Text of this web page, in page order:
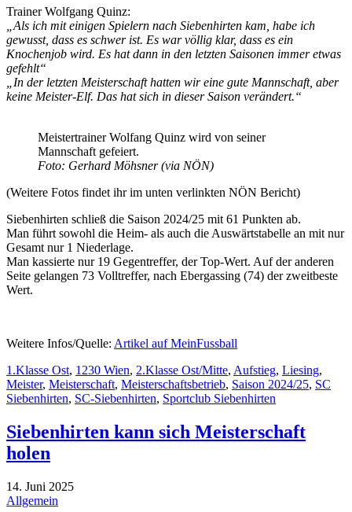
Trainer Wolfgang Quinz:
„Als ich mit einigen Spielern nach Siebenhirten kam, habe ich
gewusst, dass es schwer ist. Es war völlig klar, dass es ein
Knochenjob wird. Es hat dann in den letzten Saisonen immer etwas
gefehlt“
„In der letzten Meisterschaft hatten wir eine gute Mannschaft, aber
keine Meister-Elf. Das hat sich in dieser Saison verändert.“
Meistertrainer Wolfang Quinz wird von seiner
Mannschaft gefeiert.
Foto: Gerhard Möhsner (via NÖN)
(Weitere Fotos findet ihr im unten verlinkten NÖN Bericht)
Siebenhirten schließ die Saison 2024/25 mit 61 Punkten ab.
Man führt sowohl die Heim- als auch die Auswärtstabelle an mit nur
Gesamt nur 1 Niederlage.
Man kassierte nur 19 Gegentreffer, der Top-Wert. Auf der anderen
Seite gelangen 73 Volltreffer, nach Ebergassing (74) der zweitbeste
Wert.
Weitere Infos/Quelle: Artikel auf MeinFussball
1.Klasse Ost, 1230 Wien, 2.Klasse Ost/Mitte, Aufstieg, Liesing,
Meister, Meisterschaft, Meisterschaftsbetrieb, Saison 2024/25, SC
Siebenhirten, SC-Siebenhirten, Sportclub Siebenhirten
Siebenhirten kann sich Meisterschaft
holen
14. Juni 2025
Allgemein